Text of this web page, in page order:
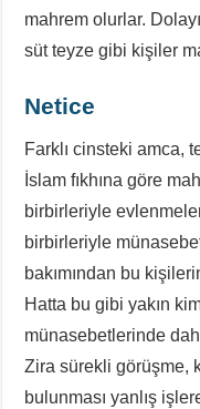
mahrem olurlar.
süt teyze gibi kişiler
Netice
Farklı cinsteki amca,
İslam fıkhına göre
birbirleriyle
birbirleriyle
bakımından bu
Hatta bu gibi yakın
münasebetlerinde
Zira sürekli görüşme,
bulunması yanlış